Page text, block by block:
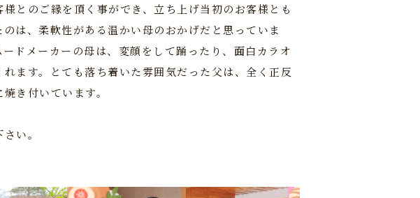
とのご縁を頂く事ができ、立ち上げ当初のお客様とも
は、柔軟性がある温かい母のおかげだと思っていま
ドメーカーの母は、変顔をして踊ったり、面白カラオ
ます。とても落ち着いた雰囲気だった父は、全く正反
き付いています。
い。